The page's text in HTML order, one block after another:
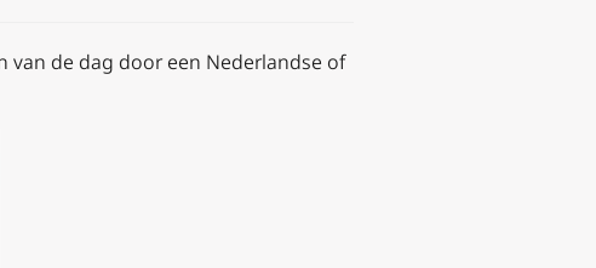
van de dag door een Nederlandse of